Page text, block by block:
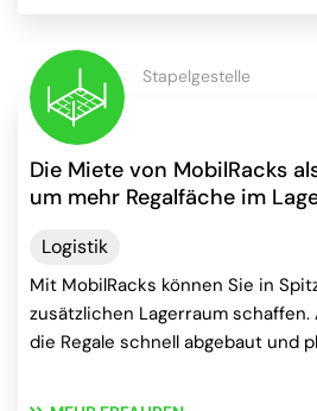
Die Miete von MobilRacks
um mehr Regalfäche im
Stapelgestelle
Logistik
Mit MobilRacks können Sie in
zusätzlichen Lagerraum
die Regale schnell abgebaut und